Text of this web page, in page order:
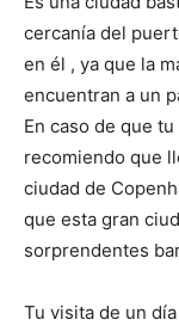
cercanía del
en él , ya que la
encuentran a un
En caso de que
recomiendo que
ciudad de
que esta gran
sorprendentes
Tu visita de un día